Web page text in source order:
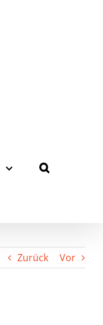
Zurück Vor